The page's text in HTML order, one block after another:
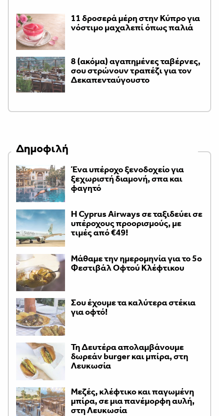
11 δροσερά μέρη στην Κύπρο για
νόστιμο μαχαλεπί όπως παλιά
8 (ακόμα) αγαπημένες ταβέρνες,
σου στρώνουν τραπέζι για τον
Δεκαπενταύγουστο
Δημοφιλή
Ένα υπέροχο ξενοδοχείο για
ξεχωριστή διαμονή, σπα και
φαγητό
H Cyprus Airways σε ταξιδεύει σε
υπέροχους προορισμούς, με
τιμές από €49!
Μάθαμε την ημερομηνία για το 5ο
Φεστιβάλ Οφτού Κλέφτικου
Σου έχουμε τα καλύτερα στέκια
για οφτό!
Τη Δευτέρα απολαμβάνουμε
δωρεάν burger και μπίρα, στη
Λευκωσία
Μεζές, κλέφτικο και παγωμένη
μπίρα, σε μια πανέμορφη αυλή,
στη Λευκωσία